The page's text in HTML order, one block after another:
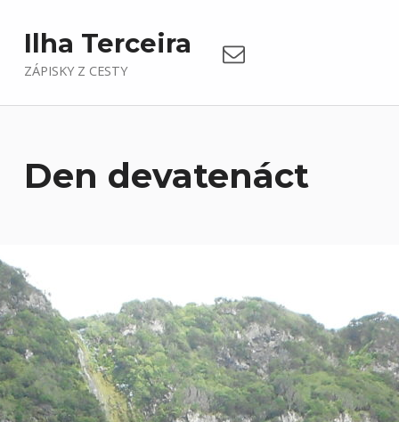
Ilha Terceira
ZÁPISKY Z CESTY
Den devatenáct